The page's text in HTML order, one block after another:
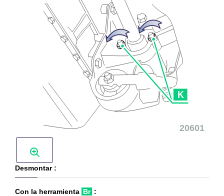
Desmontar :
Con la herramienta Br :